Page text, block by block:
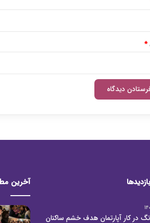
*
در کار آپارتمان هدف خشم ساکنان
آخرین